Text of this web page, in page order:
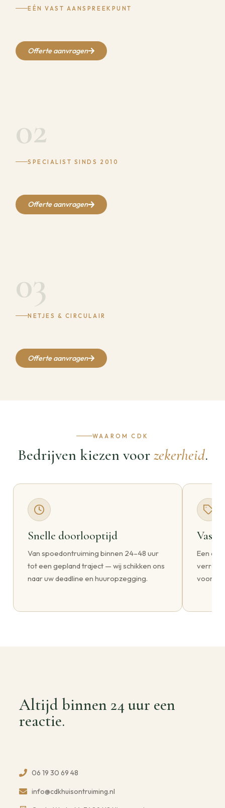
EÉN VAST AANSPREEKPUNT
Offerte aanvragen
02
SPECIALIST SINDS 2010
Offerte aanvragen
03
NETJES & CIRCULAIR
Offerte aanvragen
WAAROM CDK
Bedrijven kiezen voorzekerheid.
Snelle doorlooptijd
Van spoedontruiming binnen 24–48 uur
tot een gepland traject — wij schikken ons
naar uw deadline en huuropzegging.
Een
Altijd binnen 24 uur een
reactie.
06 19 30 69 48
info@cdkhuisontruiming.nl